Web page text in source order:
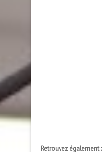
Retrouvez également :